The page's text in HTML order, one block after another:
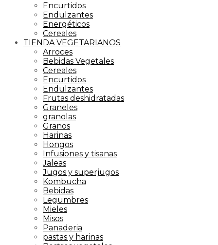
Encurtidos
Endulzantes
Energéticos
Cereales
TIENDA VEGETARIANOS
Arroces
Bebidas Vegetales
Cereales
Encurtidos
Endulzantes
Frutas deshidratadas
Graneles
granolas
Granos
Harinas
Hongos
Infusiones y tisanas
Jaleas
Jugos y superjugos
Kombucha
Bebidas
Legumbres
Mieles
Misos
Panaderia
pastas y harinas